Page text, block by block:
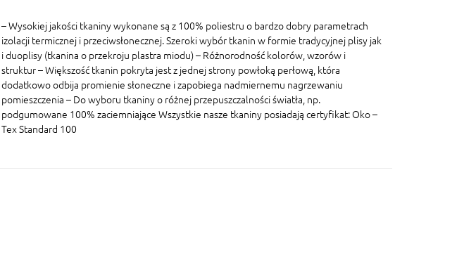
– Wysokiej jakości tkaniny wykonane są z 100% poliestru o bardzo dobry parametrach
izolacji termicznej i przeciwsłonecznej. Szeroki wybór tkanin w formie tradycyjnej plisy jak
i duoplisy (tkanina o przekroju plastra miodu) – Różnorodność kolorów, wzorów i
struktur – Większość tkanin pokryta jest z jednej strony powłoką perłową, która
dodatkowo odbija promienie słoneczne i zapobiega nadmiernemu nagrzewaniu
pomieszczenia – Do wyboru tkaniny o różnej przepuszczalności światła, np.
podgumowane 100% zaciemniające Wszystkie nasze tkaniny posiadają certyfikat: Oko –
Tex Standard 100